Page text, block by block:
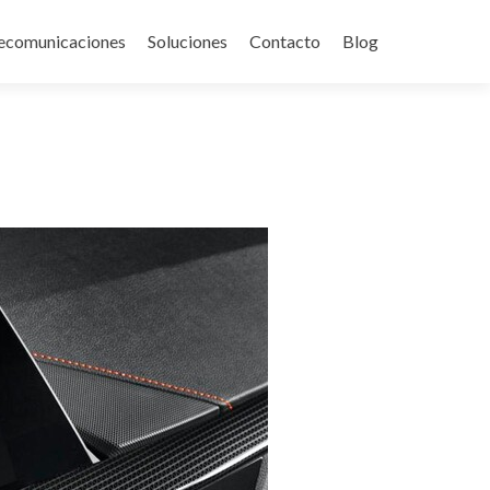
Soluciones Contacto Blog